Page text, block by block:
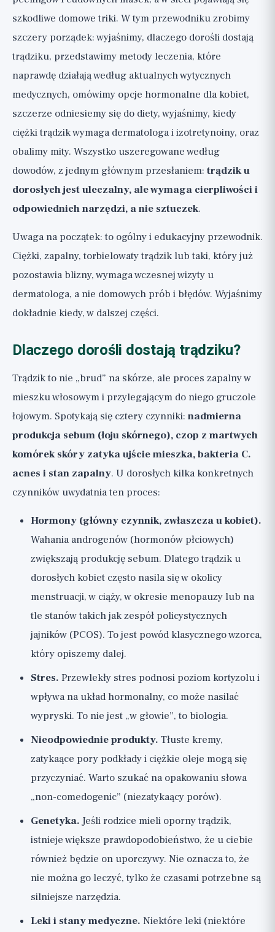
szkodliwe domowe triki. W tym przewodniku zrobimy
szczery porządek: wyjaśnimy, dlaczego dorośli dostają
trądziku, przedstawimy metody leczenia, które
naprawdę działają według aktualnych wytycznych
medycznych, omówimy opcje hormonalne dla kobiet,
szczerze odniesiemy się do diety, wyjaśnimy, kiedy
ciężki trądzik wymaga dermatologa i izotretynoiny, oraz
obalimy mity. Wszystko uszeregowane według
dowodów, z jednym głównym przesłaniem: trądzik u
dorosłych jest uleczalny, ale wymaga cierpliwości i
odpowiednich narzędzi, a nie sztuczek.
Uwaga na początek: to ogólny i edukacyjny przewodnik.
Ciężki, zapalny, torbielowaty trądzik lub taki, który już
pozostawia blizny, wymaga wczesnej wizyty u
dermatologa, a nie domowych prób i błędów. Wyjaśnimy
dokładnie kiedy, w dalszej części.
Dlaczego dorośli dostają trądziku?
Trądzik to nie „brud” na skórze, ale proces zapalny w
mieszku włosowym i przylegającym do niego gruczole
łojowym. Spotykają się cztery czynniki: nadmierna
produkcja sebum (łoju skórnego), czop z martwych
komórek skóry zatyka ujście mieszka, bakteria C.
acnes i stan zapalny. U dorosłych kilka konkretnych
czynników uwydatnia ten proces:
Hormony (główny czynnik, zwłaszcza u kobiet).
Wahania androgenów (hormonów płciowych)
zwiększają produkcję sebum. Dlatego trądzik u
dorosłych kobiet często nasila się w okolicy
menstruacji, w ciąży, w okresie menopauzy lub na
tle stanów takich jak zespół policystycznych
jajników (PCOS). To jest powód klasycznego wzorca,
który opiszemy dalej.
Stres. Przewlekły stres podnosi poziom kortyzolu i
wpływa na układ hormonalny, co może nasilać
wypryski. To nie jest „w głowie”, to biologia.
Nieodpowiednie produkty. Tłuste kremy,
zatykaące pory podkłady i ciężkie oleje mogą się
przyczyniać. Warto szukać na opakowaniu słowa
„non-comedogenic” (niezatykaący porów).
Genetyka.Jeśli rodzice mieli oporny trądzik,
istnieje większe prawdopodobieństwo, że u ciebie
również będzie on uporczywy. Nie oznacza to, że
nie można go leczyć, tylko że czasami potrzebne są
silniejsze narzędzia.
Leki i stany medyczne. Niektóre leki (niektóre